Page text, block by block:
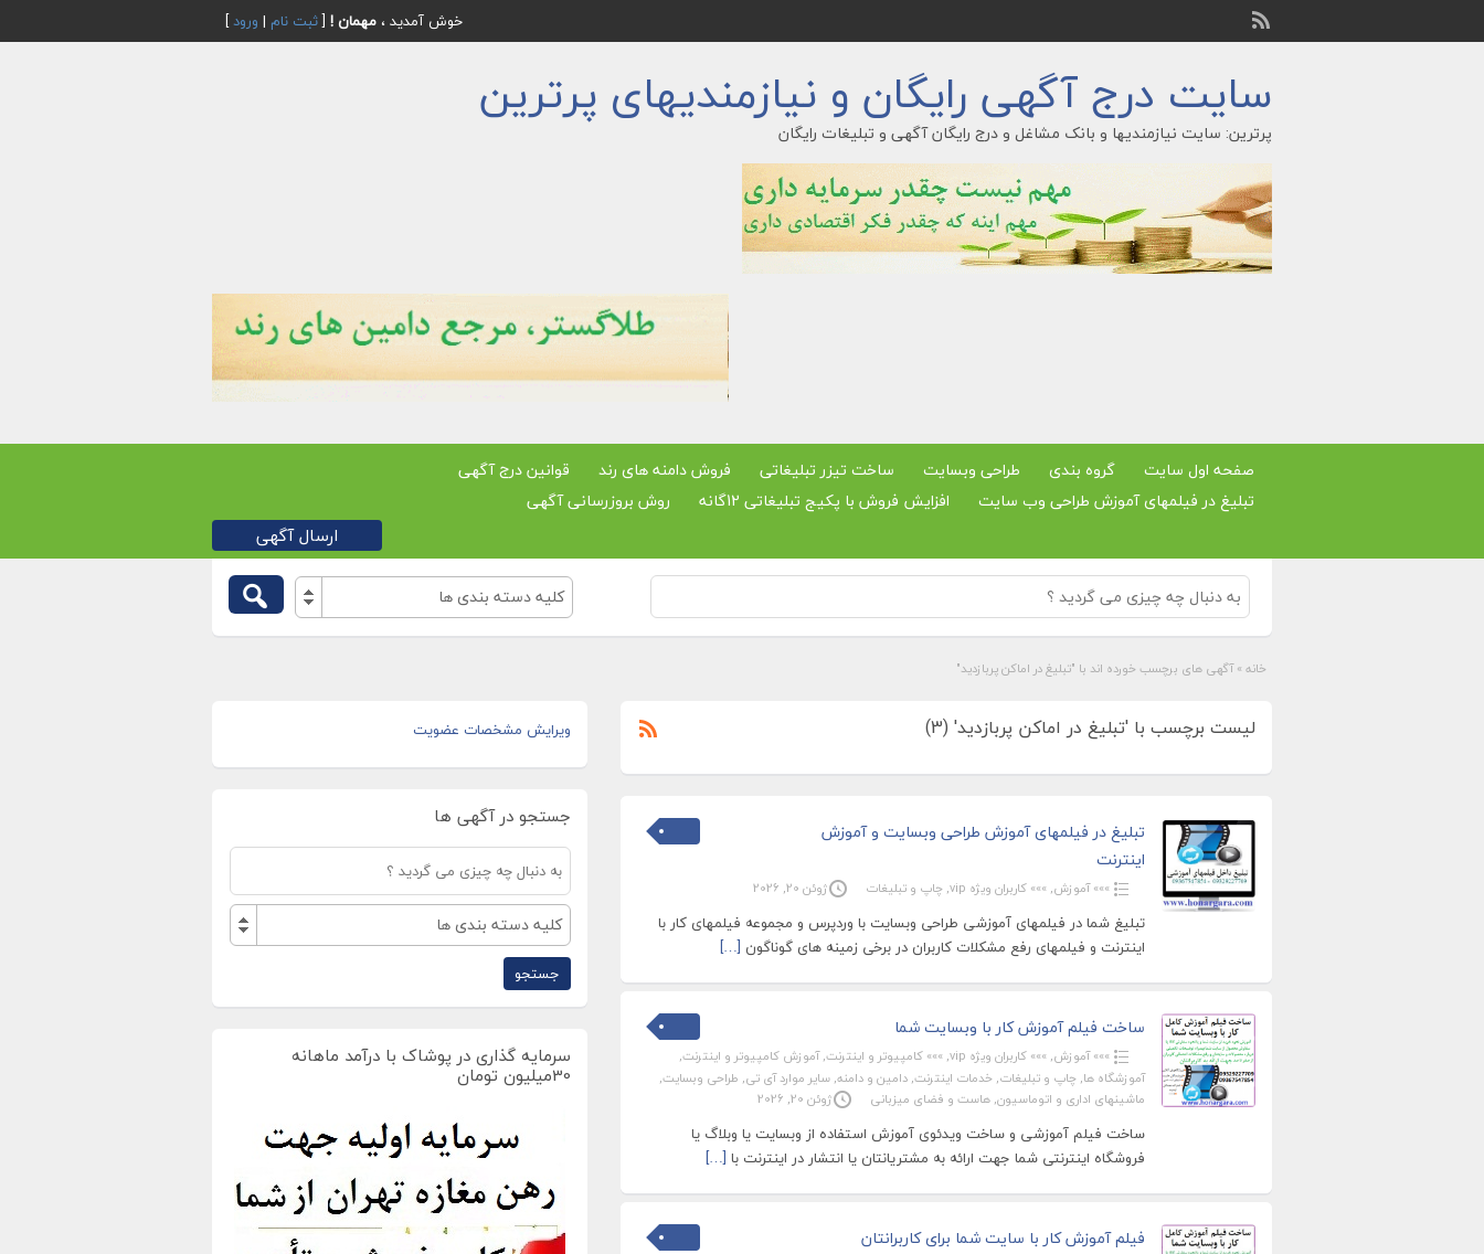
خوش آمدید ، مهمان ! [ثبت نام | ورود]
سایت درج آگهی رایگان و نیازمندیهای پرترین
پرترین: سایت نیازمندیها و بانک مشاغل و درج رایگان آگهی و تبلیغات رایگان
صفحه اول سایت گروه بندی طراحی وبسایت ساخت تیزر تبلیغاتی فروش دامنه های رند
قوانین درج آگهی
تبلیغ در فیلمهای آموزش طراحی وب سایت
افزایش فروش با پکیج تبلیغاتی 12گانه روش بروزرسانی آگهی
ارسال آگهی
کلیه دسته بندی ها
خانه » آگهی های برچسب خورده اند با "تبلیغ در اماکن پربازدید"
لیست برچسب با 'تبلیغ در اماکن پربازدید' (3)
تبلیغ در فیلمهای آموزش طراحی وبسایت و آموزش
اینترنت
»»» آموزش, »»» کاربران ویژه vip , چاپ و تبلیغات ژوئن 20, 2026
تبلیغ شما در فیلمهای آموزشی طراحی وبسایت با وردپرس و مجموعه فیلمهای کار با
اینترنت و فیلمهای رفع مشکلات کاربران در برخی زمینه های گوناگون […]
ساخت فیلم آموزش کار با وبسایت شما
»»» آموزش, »»» کاربران ویژه vip , »»» کامپیوتر و اینترنت,آموزش کامپیوتر و اینترنت,
آموزشگاه ها, چاپ و تبلیغات, خدمات اینترنت, دامین و دامنه, سایر موارد آی تی, طراحی وبسایت,
ماشینهای اداری و اتوماسیون, هاست و فضای میزبانی ژوئن 20, 2026
ساخت فیلم آموزشی و ساخت ویدئوی آموزش استفاده از وبسایت یا وبلاگ یا
فروشگاه اینترنتی شما جهت ارائه به مشتریانتان یا انتشار در اینترنت با […]
فیلم آموزش کار با سایت شما برای کاربرانتان
ویرایش مشخصات عضویت
جستجو در آگهی ها
کلیه دسته بندی ها
سرمایه گذاری در پوشاک با درآمد ماهانه
30میلیون تومان